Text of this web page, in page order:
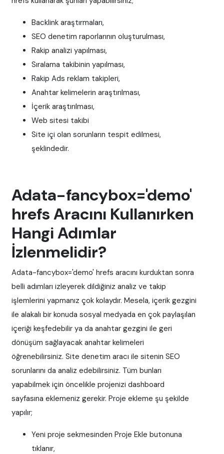
Backlink araştırmaları,
SEO denetim raporlarının oluşturulması,
Rakip analizi yapılması,
Sıralama takibinin yapılması,
Rakip Ads reklam takipleri,
Anahtar kelimelerin araştırılması,
İçerik araştırılması,
Web sitesi takibi
Site içi olan sorunların tespit edilmesi,
şeklindedir.
Adata-fancybox='demo'
hrefs Aracını Kullanırken
Hangi Adımlar
İzlenmelidir?
Adata-fancybox='demo' hrefs aracını kurduktan sonra
belli adımları izleyerek dildiğiniz analiz ve takip
işlemlerini yapmanız çok kolaydır. Mesela, içerik gezgini
ile alakalı bir konuda sosyal medyada en çok paylaşılan
içeriği keşfedebilir ya da anahtar gezgini ile geri
dönüşüm sağlayacak anahtar kelimeleri
öğrenebilirsiniz. Site denetim aracı ile sitenin SEO
sorunlarını da analiz edebilirsiniz. Tüm bunları
yapabilmek için öncelikle projenizi dashboard
sayfasına eklemeniz gerekir. Proje ekleme şu şekilde
yapılır;
Yeni proje sekmesinden Proje Ekle butonuna
tıklanır,